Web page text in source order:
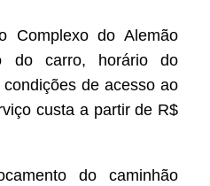
Complexo do Alemão
do carro, horário do
de acesso ao
custa a partir de R$
do caminhão